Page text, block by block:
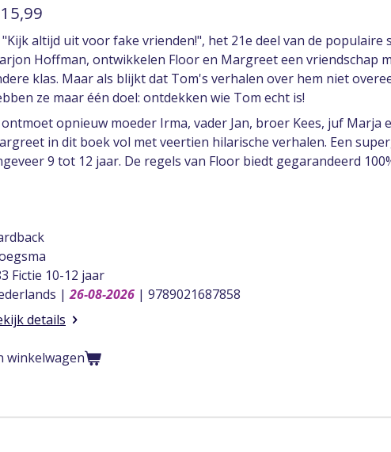
altijd uit voor fake vrienden!", het 21e deel van de populaire
Hoffman, ontwikkelen Floor en Margreet een vriendschap
klas. Maar als blijkt dat Tom's verhalen over hem niet
ze maar één doel: ontdekken wie Tom echt is!
ontmoet opnieuw moeder Irma, vader Jan, broer Kees, juf
in dit boek vol met veertien hilarische verhalen. Een
9 tot 12 jaar. De regels van Floor biedt gegarandeerd
Fictie 10-12 jaar
|26-08-2026 | 9789021687858
details
winkelwagen